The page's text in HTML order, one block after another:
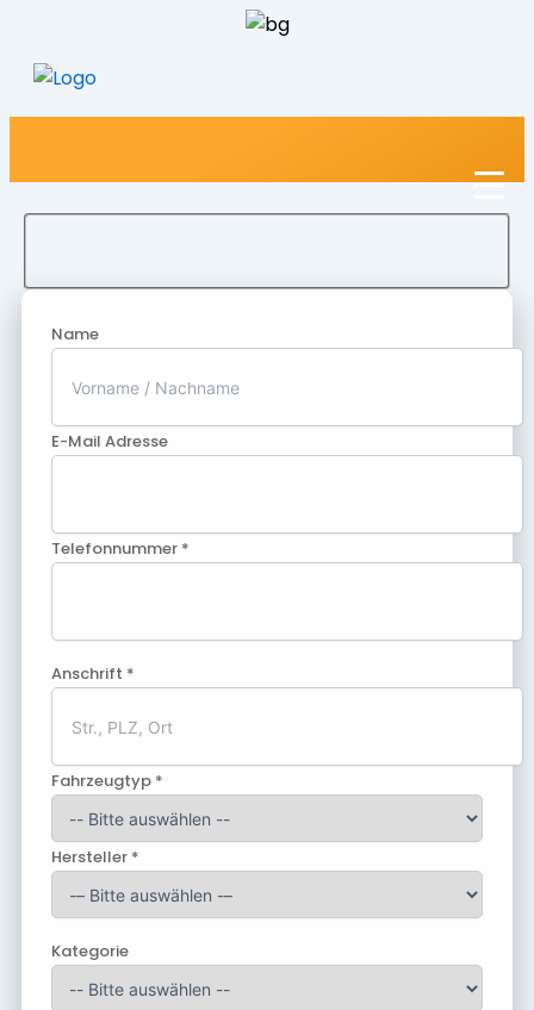
Name
E-Mail Adresse
Telefonnummer *
Anschrift *
Fahrzeugtyp *
Hersteller *
Kategorie